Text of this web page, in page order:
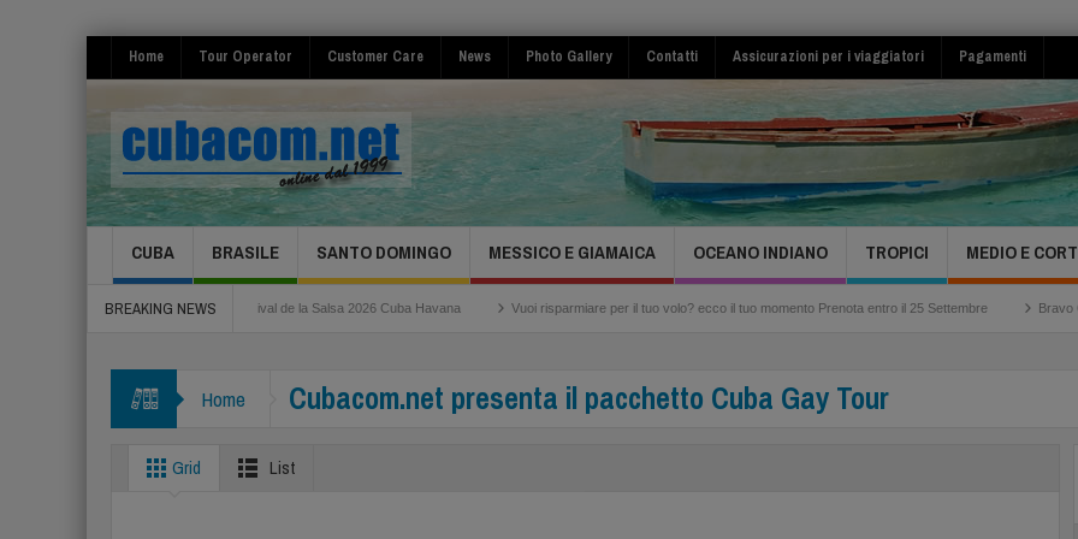
Home Tour Operator Customer Care News Photo Gallery Contatti Assicurazioni per i viaggiatori Pagamenti
CUBA BRASILE SANTO DOMINGO MESSICO E GIAMAICA OCEANO INDIANO TROPICI MEDIO E
BREAKING NEWS
Festival de la Salsa 2026 Cuba Havana Vuoi risparmiare per il tuo volo? ecco il tuo momento Prenota entro il 25 Settembre Bravo Club Viva
Home Cubacom.net presenta il pacchetto Cuba Gay Tour
Grid List